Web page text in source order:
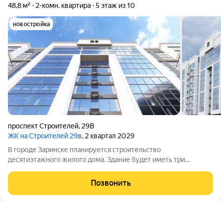
48,8 м²
2-комн. квартира 5 этаж из 10
новостройка
проспект Строителей, 29В
ЖК на Строителей 29в, 2 квартал 2029
В городе Заринске планируется строительство
десятиэтажного жилого дома. Здание будет иметь три
назначения на первом этаже. Входы в подъезды расположат
Позвонить